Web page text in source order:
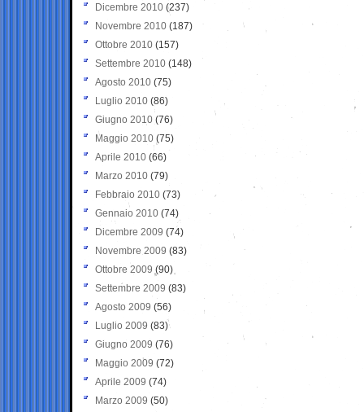
Dicembre 2010 (237)
Novembre 2010 (187)
Ottobre 2010 (157)
Settembre 2010 (148)
Agosto 2010 (75)
Luglio 2010 (86)
Giugno 2010 (76)
Maggio 2010 (75)
Aprile 2010 (66)
Marzo 2010 (79)
Febbraio 2010 (73)
Gennaio 2010 (74)
Dicembre 2009 (74)
Novembre 2009 (83)
Ottobre 2009 (90)
Settembre 2009 (83)
Agosto 2009 (56)
Luglio 2009 (83)
Giugno 2009 (76)
Maggio 2009 (72)
Aprile 2009 (74)
Marzo 2009 (50)